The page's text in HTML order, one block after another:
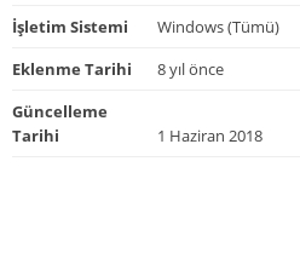
İşletim Sistemi
Windows (Tümü)
Eklenme Tarihi
8 yıl önce
Güncelleme
Tarihi
1 Haziran 2018